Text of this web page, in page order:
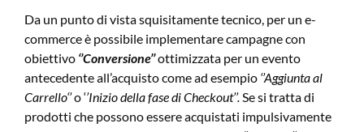
Da un punto di vista squisitamente tecnico, per un e-
commerce è possibile implementare campagne con
obiettivo ‘’Conversione’’ottimizzata per un evento
antecedente all’acquisto come ad esempio ‘’Aggiunta al
Carrello‘’o ‘’Inizio della fase di Checkout’’. Se si tratta di
prodotti che possono essere acquistati impulsivamente